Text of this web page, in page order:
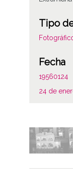
Tipo
Fecha
19560124
24 de
Sign
Sign